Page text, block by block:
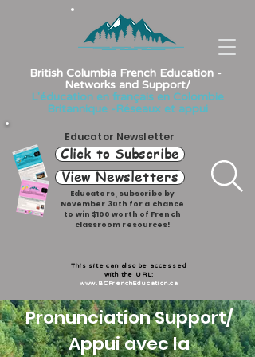
British Columbia French Education -
Networks and Support/
L'éducation en français en Colombie
Britannique -Réseaux et appui
Educator Newsletter
Click to Subscribe
View Newsletters
Educators, subscribe by
November 30th for a chance
to win $100 worth of French
classroom resources!
This site can also be accessed
with the URL:
www.BCFrenchEducation.ca
Pronunciation Support/
Appui avec la